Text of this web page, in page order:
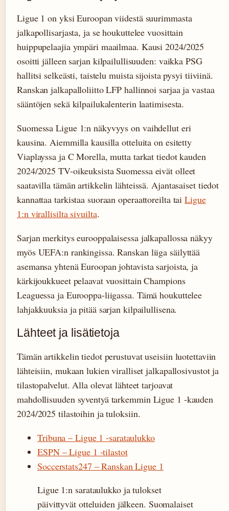
Ligue 1 on yksi Euroopan viidestä suurimmasta
jalkapollisarjasta, ja se houkuttelee vuosittain
huippupelaajia ympäri maailmaa. Kausi 2024/2025
osoitti jälleen sarjan kilpailullisuuden: vaikka PSG
hallitsi selkeästi, taistelu muista sijoista pysyi tiiviinä.
Ranskan jalkapalloliitto LFP hallinnoi sarjaa ja vastaa
sääntöjen sekä kilpailukalenterin laatimisesta.
Suomessa Ligue 1:n näkyvyys on vaihdellut eri
kausina. Aiemmilla kausilla otteluita on esitetty
Viaplayssa ja C Morella, mutta tarkat tiedot kauden
2024/2025 TV-oikeuksista Suomessa eivät olleet
saatavilla tämän artikkelin lähteissä. Ajantasaiset tiedot
kannattaa tarkistaa suoraan operaattoreilta taiLigue
1:n virallisilta sivuilta.
Sarjan merkitys eurooppalaisessa jalkapallossa näkyy
myös UEFA:n rankingissa. Ranskan liiga säilyttää
asemansa yhtenä Euroopan johtavista sarjoista, ja
kärkijoukkueet pelaavat vuosittain Champions
Leaguessa ja Eurooppa-liigassa. Tämä houkuttelee
lahjakkuuksia ja pitää sarjan kilpailullisena.
Lähteet ja lisätietoja
Tämän artikkelin tiedot perustuvat useisiin luotettaviin
lähteisiin, mukaan lukien viralliset jalkapallosivustot ja
tilastopalvelut. Alla olevat lähteet tarjoavat
mahdollisuuden syventyä tarkemmin Ligue 1 -kauden
2024/2025 tilastoihin ja tuloksiin.
Tribuna – Ligue 1 -sarataulukko
ESPN – Ligue 1 -tilastot
Soccerstats247 – Ranskan Ligue 1
Ligue 1:n sarataulukko ja tulokset
päivittyvät otteluiden jälkeen. Suomalaiset